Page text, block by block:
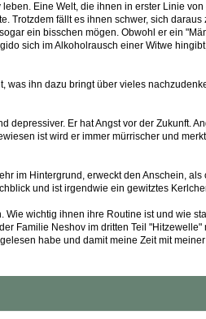
Eine Welt, die ihnen in erster Linie von
Trotzdem fällt es ihnen schwer, sich daraus
ein bisschen mögen. Obwohl er ein
sich im Alkoholrausch einer Witwe
was ihn dazu bringt über vieles
depressiver. Er hat Angst vor der Zukunft.
ist wird er immer mürrischer und
im Hintergrund, erweckt den Anschein, als
und ist irgendwie ein gewitztes
wichtig ihnen ihre Routine ist und wie
Familie Neshov im dritten Teil "Hitzewelle"
habe und damit meine Zeit mit